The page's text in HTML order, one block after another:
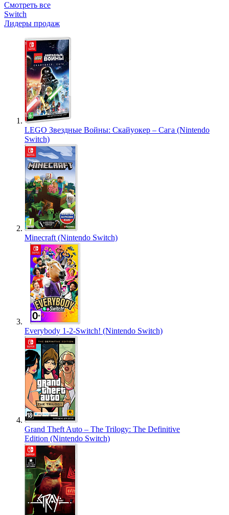
Смотреть все
Switch
Лидеры продаж
LEGO Звездные Войны: Скайуокер – Сага (Nintendo
Switch)
Minecraft (Nintendo Switch)
Everybody 1-2-Switch! (Nintendo Switch)
Grand Theft Auto – The Trilogy: The Definitive
Edition (Nintendo Switch)